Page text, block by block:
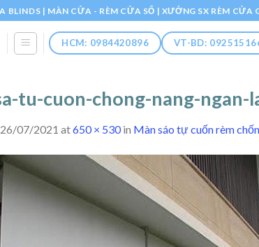
BLINDS | MÀN CỬA - RÈM CỬA SỔ | XƯỞNG SX RÈM CỬA
HCM: 0984420896 VT-BD:
tu-cuon-chong-nang-ngan-
26/07/2021 at650 × 530in Màn sáo tự cuốn rèm